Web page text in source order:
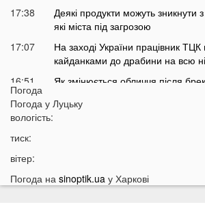
17:38
Деякі продукти можуть зникнути
які міста під загрозою
17:07
На заході України працівник ТЦК
кайданками до драбини на всю
16:51
Як змінюється обличчя після
16:36
15:53
Коли в Україну прийде
Погода
Погода у Луцьку
вологість:
тиск:
вітер:
Погода на sinoptik.ua у Харкові